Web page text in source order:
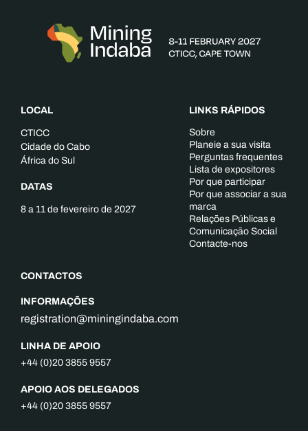
LOCAL
CTICC
Cidade do Cabo
África do Sul
DATAS
8 a 11 de fevereiro de 2027
CONTACTOS
INFORMAÇÕES
registration@miningindaba.com
LINHA DE APOIO
+44 (0)20 3855 9557
APOIO AOS DELEGADOS
+44 (0)20 3855 9557
LINKS RÁPIDOS
Sobre
Planeie a sua visita
Perguntas frequentes
Lista de expositores
Por que participar
Por que associar a sua
marca
Relações Públicas e
Comunicação Social
Contacte-nos